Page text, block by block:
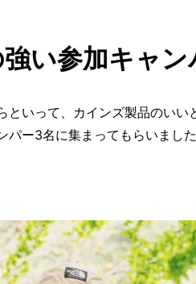
い参加キャ
といって、カインズ製品のい
ー3名に集まってもらいました